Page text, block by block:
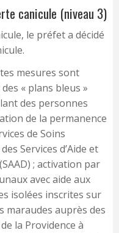
canicule (niveau 3)
le préfet a décidé
mesures sont
« plans bleus »
des personnes
de la permanence
de Soins
Services d’Aide et
; activation par
avec aide aux
isolées inscrites sur
maraudes auprès des
la Providence à